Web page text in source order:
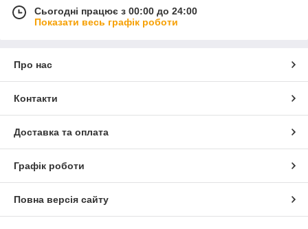
Сьогодні працює з 00:00 до 24:00
Показати весь графік роботи
Про нас
Контакти
Доставка та оплата
Графік роботи
Повна версія сайту